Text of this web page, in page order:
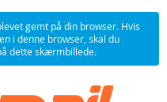
gemt på din browser. Hvis
i denne browser, skal du
dette skærmbillede.